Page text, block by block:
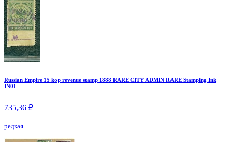
Russian Empire 15 kop revenue stamp 1888 RARE CITY ADMIN RARE Stamping Ink
IN01
735,36 ₽
редкая